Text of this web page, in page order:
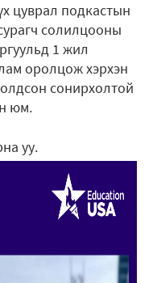
цуврал подкастын
солилцооны
1 жил
оролцож хэрхэн
сонирхолтой
юм.
уу.